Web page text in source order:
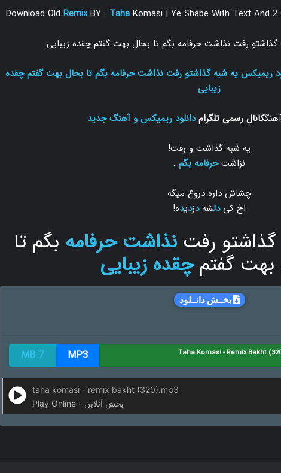
Download Old RemixBY : TahaKomasi | Ye Shabe With Text And
ریمیکس یه شبه گذاشتو رفت نذاشت حرفامه بگم تا بحال بهت گفتم چقده
زیبایی
کانال رسمی تلگرامدانلود ریمیکس و آهنگ جدید
یه شبه گذاشت و رفت!
نزاشتحرفامه بگم…
چشاش داره دروغ میگه
اخ کیدلشهدزدیده!
رفت نذاشت حرفامه بگم تا
بهت گفتمچقده زیبایی
بخــش دانــلود
MP3
7 MB
taha komasi - remix bakht (320).mp3
Play Online - پخش آنلاین